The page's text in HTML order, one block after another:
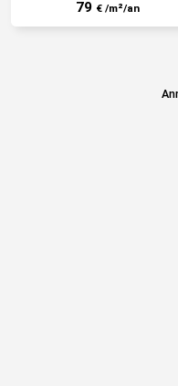
79 € /m²/an